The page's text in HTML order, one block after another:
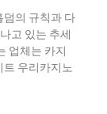
덤의 규칙과 다
고 있는 추세
업체는 카지
트 우리카지노